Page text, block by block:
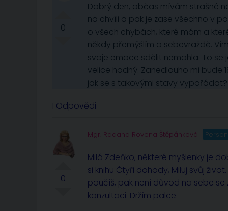
0
Dobrý den, občas mívám strašné
na chvíli a pak je zase všechno v
o všech chybách, které mám a
někdy přemýšlím o sebevraždě.
svoje emoce sdělit nemohla. To
velice hodný. Zanedlouho mi bude
jak se s takovými stavy vypořádat?
1 Odpovědi
0
Mgr. Radana Rovena Štěpánková
Milá Zdeňko, některé myšlenky je
si knihu Čtyři dohody, Miluj svůj
poučíš, pak není důvod na sebe se
konzultaci. Držím palce